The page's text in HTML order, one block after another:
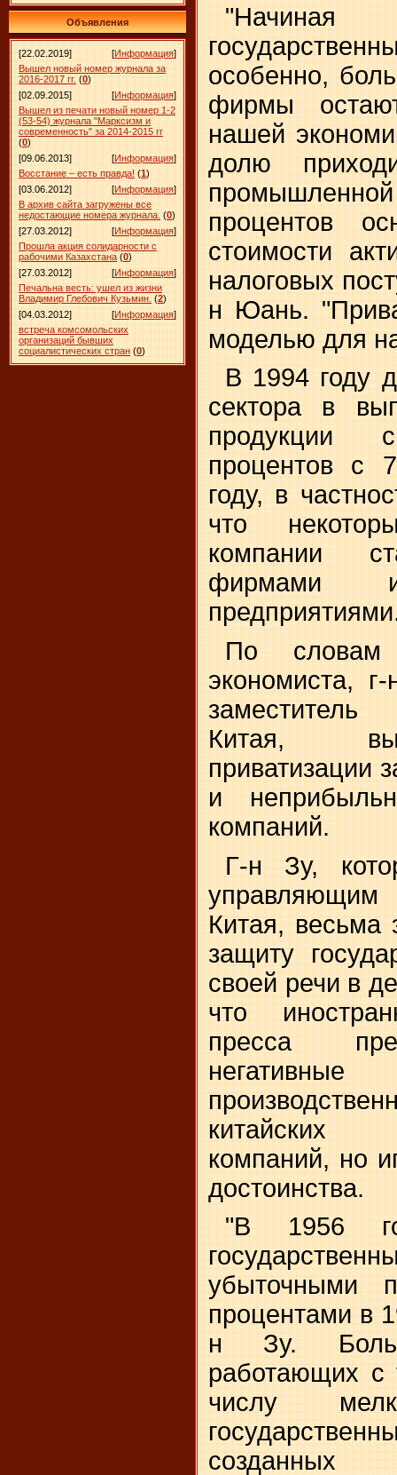
Объявления
[22.02.2019] [Информация]
Вышел новый номер журнала за
2016-2017 гг. (0)
[02.09.2015]
[Информация]
Вышел из печати новый номер 1-2
(53-54) журнала "Марксизм и
современность" за 2014-2015 гг
(0)
[09.06.2013]
[Информация]
Восстание – есть правда! (1)
[03.06.2012]
[Информация]
В архив сайта загружены все
недостающие номера журнала. (0)
[27.03.2012]
[Информация]
Прошла акция солидарности с
рабочими Казахстана (0)
[27.03.2012]
[Информация]
Печальна весть: ушел из жизни
Владимир Глебович Кузьмин. (2)
[04.03.2012]
[Информация]
встреча комсомольских
организаций бывших
социалистических стран (0)
особенно,
фирмы
нашей
долю
процентов
стоимости
налоговых
н Юань.
моделью для
В 1994 году
сектора в
продукции
процентов с
году, в
что
компании
фирмами
По словам
экономиста,
Китая,
приватизации
и
компаний.
Г-н Зу,
управляющим
Китая, весьма
защиту
своей речи в
что
пресса
китайских
компаний, но
достоинства.
"В 1956
убыточными
процентами в
н Зу.
работающих с
числу
созданных